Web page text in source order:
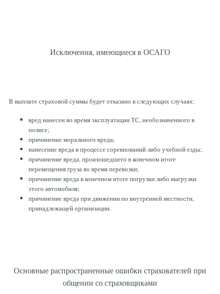
Исключения, имеющиеся в ОСАГО
В выплате страховой суммы будет отказано в следующих случаях:
вред нанесен во время эксплуатации ТС, необозначенного в
полисе;
причинение морального вреда;
нанесение вреда в процессе соревнований либо учебной езды;
причинение вреда, произошедшего в конечном итоге
перемещения груза во время перевозки;
причинение вреда в конечном итоге погрузки либо выгрузки
этого автомобиля;
причинение вреда при движении по внутренней местности,
принадлежащей организации.
Основные распространенные ошибки страхователей при
общении со страховщиками